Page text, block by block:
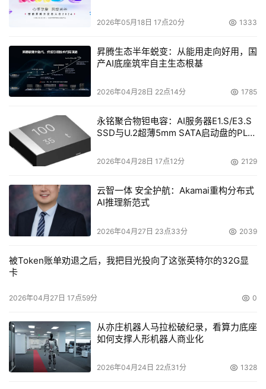
2026年05月18日 17点20分 1333
昇腾生态半年蜕变：从能用走向好用，国
产AI底座筑牢自主生态根基
2026年04月28日 22点14分 1785
永铭聚合物钽电容：AI服务器E1.S/E3.S
SSD与U.2超薄5mm SATA启动盘的PLP
2026年04月28日 17点12分 2129
云智一体 安全护航：Akamai重构分布式
AI推理新范式
2026年04月27日 23点33分 2039
被Token账单劝退之后，我把目光投向了这张英特尔的32G显
卡
2026年04月27日 17点59分 0
从亦庄机器人马拉松破纪录，看算力底座
如何支撑人形机器人商业化
2026年04月24日 22点31分 1328